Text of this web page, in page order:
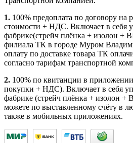
1. 100% предоплата по договору на
стоимости + НДС. Включает в себя
фабрике(стрейч плёнка + изолон +
филиала ТК в городе Муром
оплату по доставке товара ТК
согласно тарифам транспортной
2. 100% по квитанции в
покупки + НДС). Включает в себя
фабрике (стрейч плёнка + изолон
можете по выставленному счёту в
также в мобильных приложениях.